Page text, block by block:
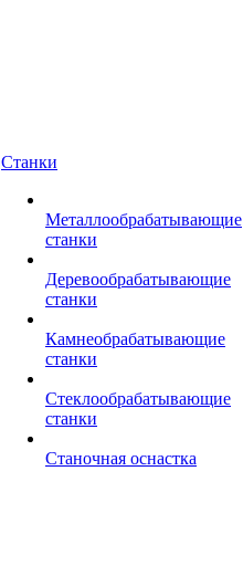
Станки
Металлообрабатывающие
станки
Деревообрабатывающие
станки
Камнеобрабатывающие
станки
Стеклообрабатывающие
станки
Станочная оснастка